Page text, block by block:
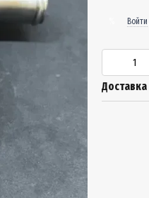
Войти
Доставка